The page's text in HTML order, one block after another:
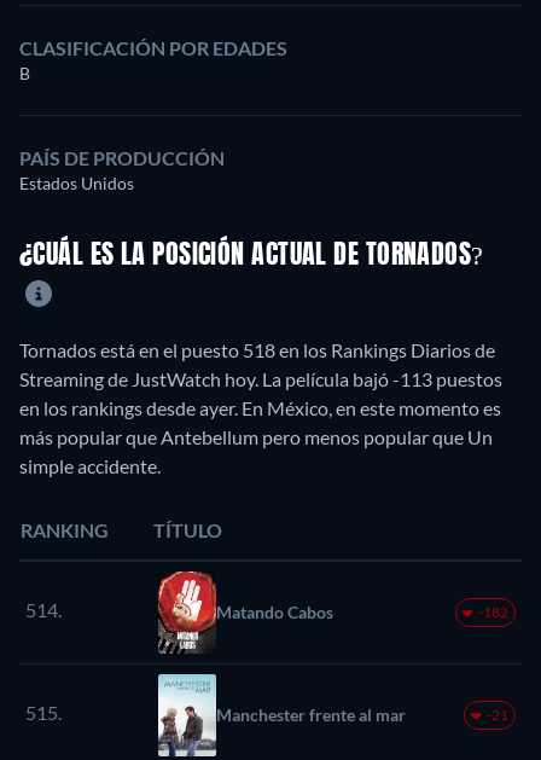
CLASIFICACIÓN POR EDADES
B
PAÍS DE PRODUCCIÓN
Estados Unidos
¿CUÁL ES LA POSICIÓN ACTUAL DE TORNADOS?
Tornados está en el puesto 518 en los Rankings Diarios de
Streaming de JustWatch hoy. La película bajó -113 puestos
en los rankings desde ayer. En México, en este momento es
más popular que Antebellum pero menos popular que Un
simple accidente.
RANKING TÍTULO
514. Matando Cabos -182
515. Manchester frente al mar -21